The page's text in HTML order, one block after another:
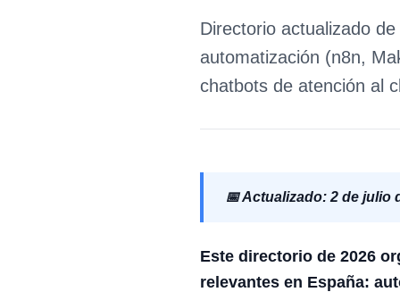
Directorio actualizado
automatización (n8n,
chatbots de atención al
📅 Actualizado: 2 de julio
Este directorio de 2026
relevantes en España: